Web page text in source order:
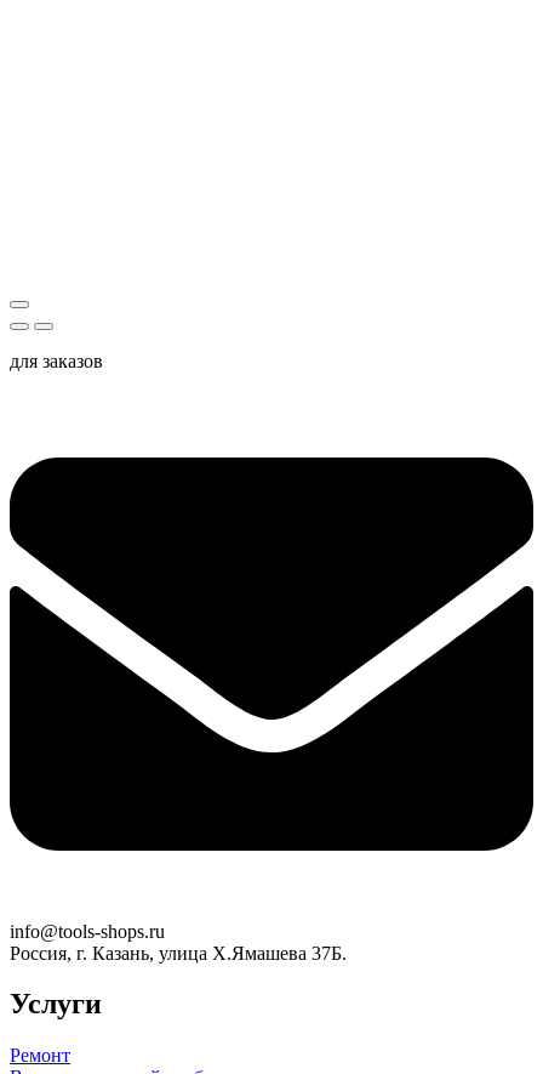
для заказов
info@tools-shops.ru
Россия, г. Казань, улица Х.Ямашева 37Б.
Услуги
Ремонт